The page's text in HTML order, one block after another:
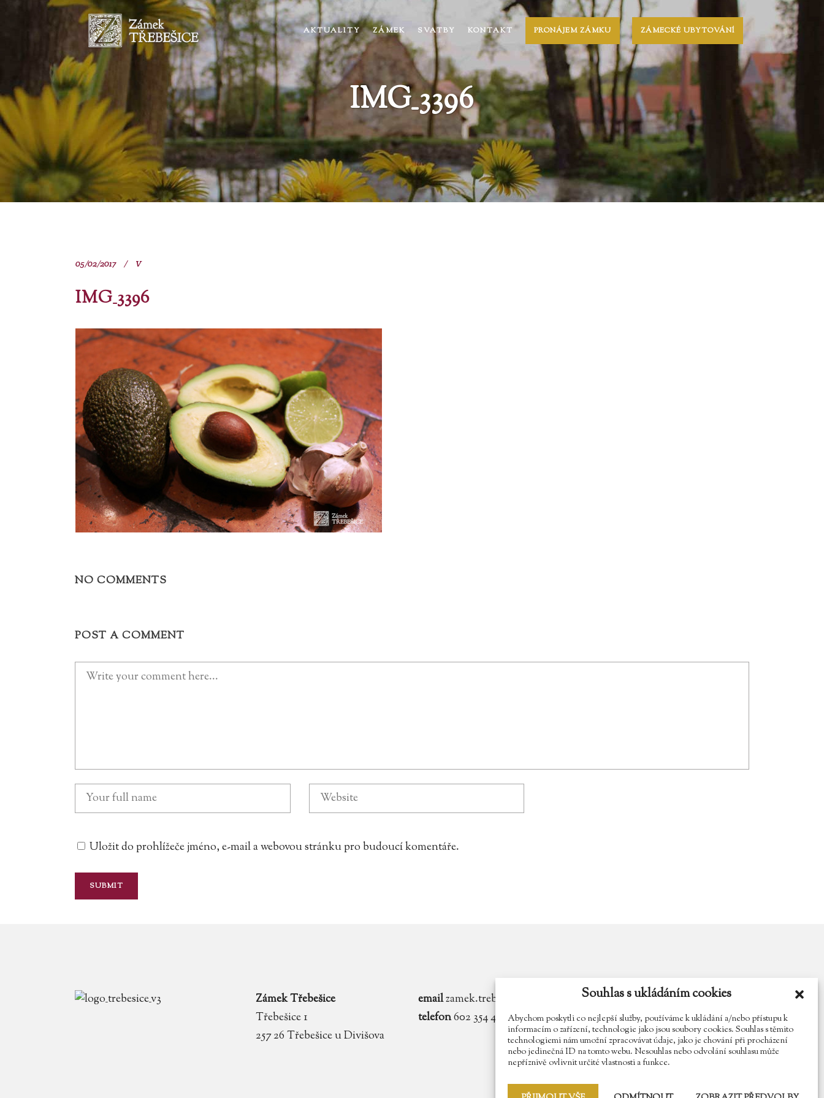
Souhlas s ukládáním cookies
Abychom poskytli co nejlepší služby, používáme k ukládání a/nebo přístupu k
informacím o zařízení, technologie jako jsou soubory cookies. Souhlas s těmito
technologiemi nám umožní zpracovávat údaje, jako je chování při procházení
nebo jedinečná ID na tomto webu. Nesouhlas nebo odvolání souhlasu může
nepříznivě ovlivnit určité vlastnosti a funkce.
AKTUALITY ZÁMEK SVATBY KONTAKT PRONÁJEM ZÁMKU ZÁMECKÉ UBYTOVÁNÍ
IMG_3396
05/02/2017 V
IMG_3396
NO COMMENTS
POST A COMMENT
Uložit do prohlížeče jméno, e-mail a webovou stránku pro budoucí komentáře.
Zámek Třebešice
Třebešice 1
257 26 Třebešice u Divišova
emailzamek.trebesice@volny.cz
telefon602 354 467
Najdete nás na Facebooku
Sledujte náš Instagram